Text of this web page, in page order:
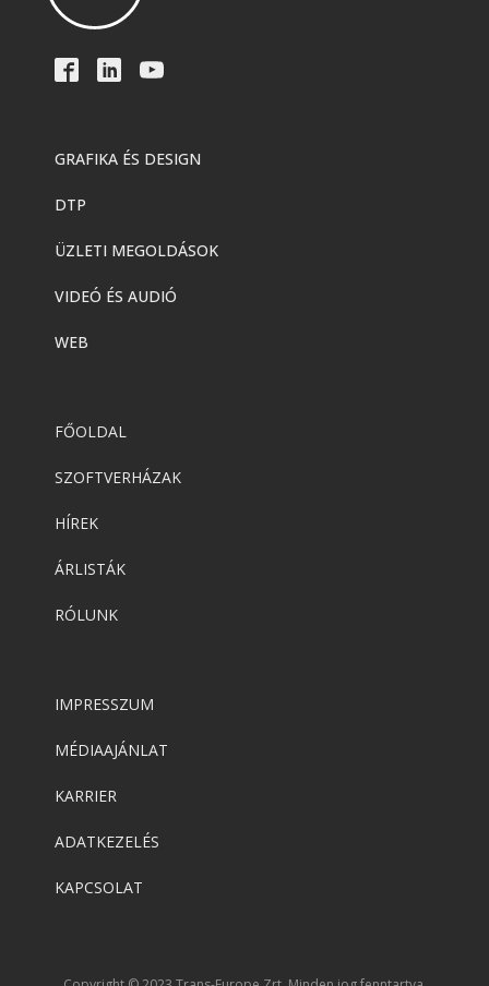
GRAFIKA ÉS DESIGN
DTP
ÜZLETI MEGOLDÁSOK
VIDEÓ ÉS AUDIÓ
WEB
FŐOLDAL
SZOFTVERHÁZAK
HÍREK
ÁRLISTÁK
RÓLUNK
IMPRESSZUM
MÉDIAAJÁNLAT
KARRIER
ADATKEZELÉS
KAPCSOLAT